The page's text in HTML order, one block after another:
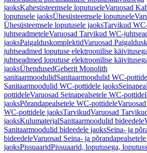
jaoksKahesüsteemsele loputuseleVaruosad
loputusele jaoksÜhesüsteemsele loputusele
Ühesüsteemsele loputusele jaoksTarvikud
juhtseadmeteleVaruosad Tarvikud WC-
jaoksPaigalduskomplektidVaruosad
juhtseadmed loputuse elektroonilise
juhtseadmed loputuse elektroonilise
jaoksÜhendusedGeberit Monolith
sanitaarmoodulidSanitaarmoodulid WC-
Sanitaarmoodulid WC-pottidele jaoks
pottideleVaruosad Seinapealsetele WC-
jaoksPõrandapealsetele WC-pottidele
WC-pottidele jaoksTarvikudVaruosad
jaoksKulumaterjalSanitaarmoodulid bideedele
Sanitaarmoodulid bideedele jaoksSeina- ja
bideedeleVaruosad Seina- ja
jaoksPissuaaridPissuaarid, loputusega,